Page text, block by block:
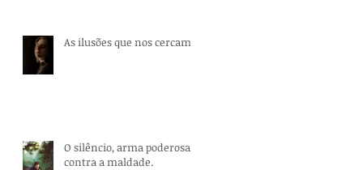
As ilusões que nos cercam.
O silêncio, arma poderosa
contra a maldade.